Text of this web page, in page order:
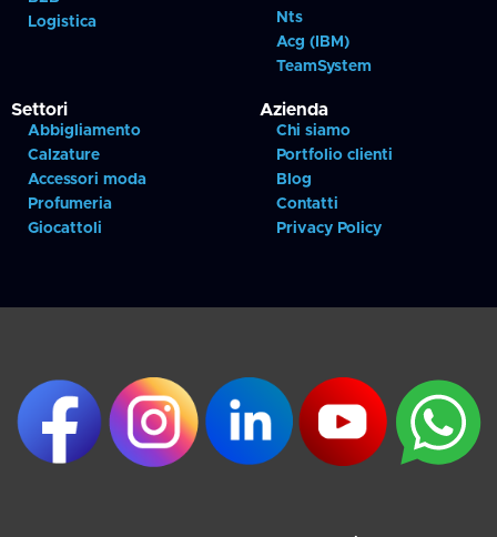
Logistica
Nts
Acg (IBM)
TeamSystem
Settori
Abbigliamento
Calzature
Accessori moda
Profumeria
Giocattoli
Azienda
Chi siamo
Portfolio clienti
Blog
Contatti
Privacy Policy